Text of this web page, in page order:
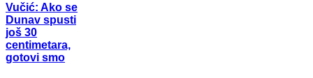
Vučić: Ako se
Dunav spusti
još 30
centimetara,
gotovi smo